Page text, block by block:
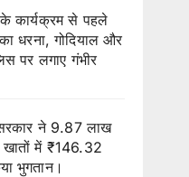
कार्यक्रम से पहले
धरना, गोदियाल और
पर लगाए गंभीर
ने 9.87 लाख
खातों में ₹146.32
भुगतान।